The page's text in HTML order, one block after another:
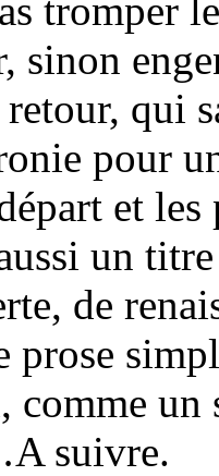
tromper
sinon
qui
pour
et
un
de
prose
comme un
suivre.